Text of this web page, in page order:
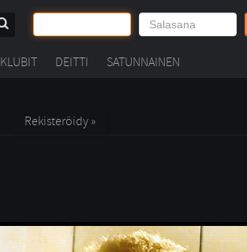
KLUBIT DEITTI SATUNNAINEN
Rekisteröidy »